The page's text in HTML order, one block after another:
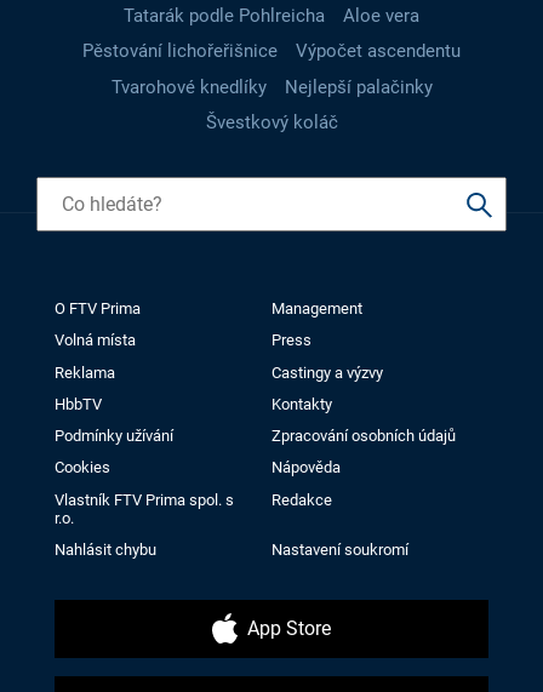
Tatarák podle Pohlreicha
Aloe vera
Pěstování lichořeřišnice
Výpočet ascendentu
Tvarohové knedlíky
Nejlepší palačinky
Švestkový koláč
O FTV Prima
Management
Volná místa
Press
Reklama
Castingy a výzvy
HbbTV
Kontakty
Podmínky užívání
Zpracování osobních údajů
Cookies
Nápověda
Vlastník FTV Prima spol. s
r.o.
Redakce
Nahlásit chybu Nastavení soukromí
App Store